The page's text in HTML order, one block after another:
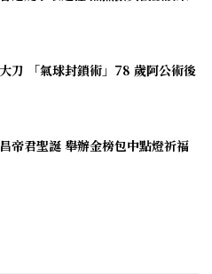
刀 「氣球封鎖術」78 歲阿公術後
帝君聖誕 舉辦金榜包中點燈祈福